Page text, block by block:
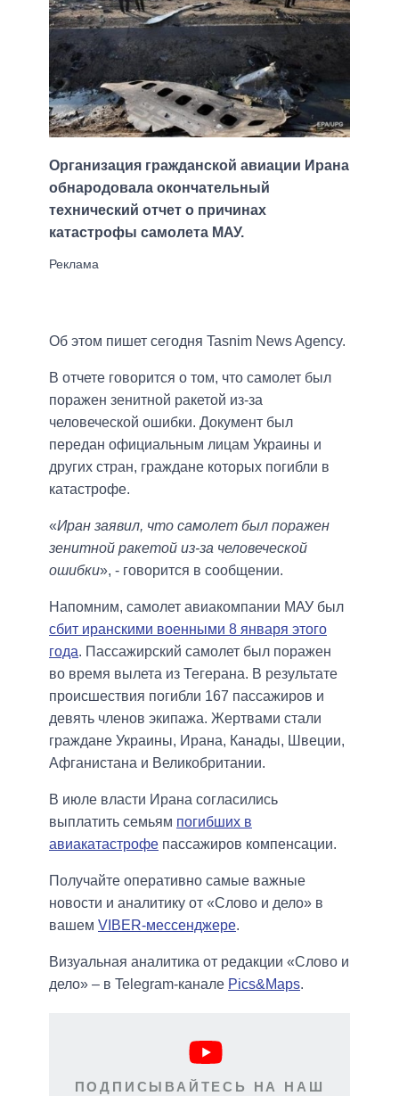
Организация гражданской авиации Ирана
обнародовала окончательный
технический отчет о причинах
катастрофы самолета МАУ.
Об этом пишет сегодня Tasnim News Agency.
В отчете говорится о том, что самолет был
поражен зенитной ракетой из-за
человеческой ошибки. Документ был
передан официальным лицам Украины и
других стран, граждане которых погибли в
катастрофе.
«Иран заявил, что самолет был поражен
зенитной ракетой из-за человеческой
ошибки», - говорится в сообщении.
Напомним, самолет авиакомпании МАУ был
сбит иранскими военными 8 января этого
года. Пассажирский самолет был поражен
во время вылета из Тегерана. В результате
происшествия погибли 167 пассажиров и
девять членов экипажа. Жертвами стали
граждане Украины, Ирана, Канады, Швеции,
Афганистана и Великобритании.
В июле власти Ирана согласились
выплатить семьям погибших в
авиакатастрофе пассажиров компенсации.
Получайте оперативно самые важные
новости и аналитику от «Слово и дело» в
вашем VIBER-мессенджере.
Визуальная аналитика от редакции «Слово и
дело» – в Telegram-канале Pics&Maps.
ПОДПИСЫВАЙТЕСЬ НА НАШ